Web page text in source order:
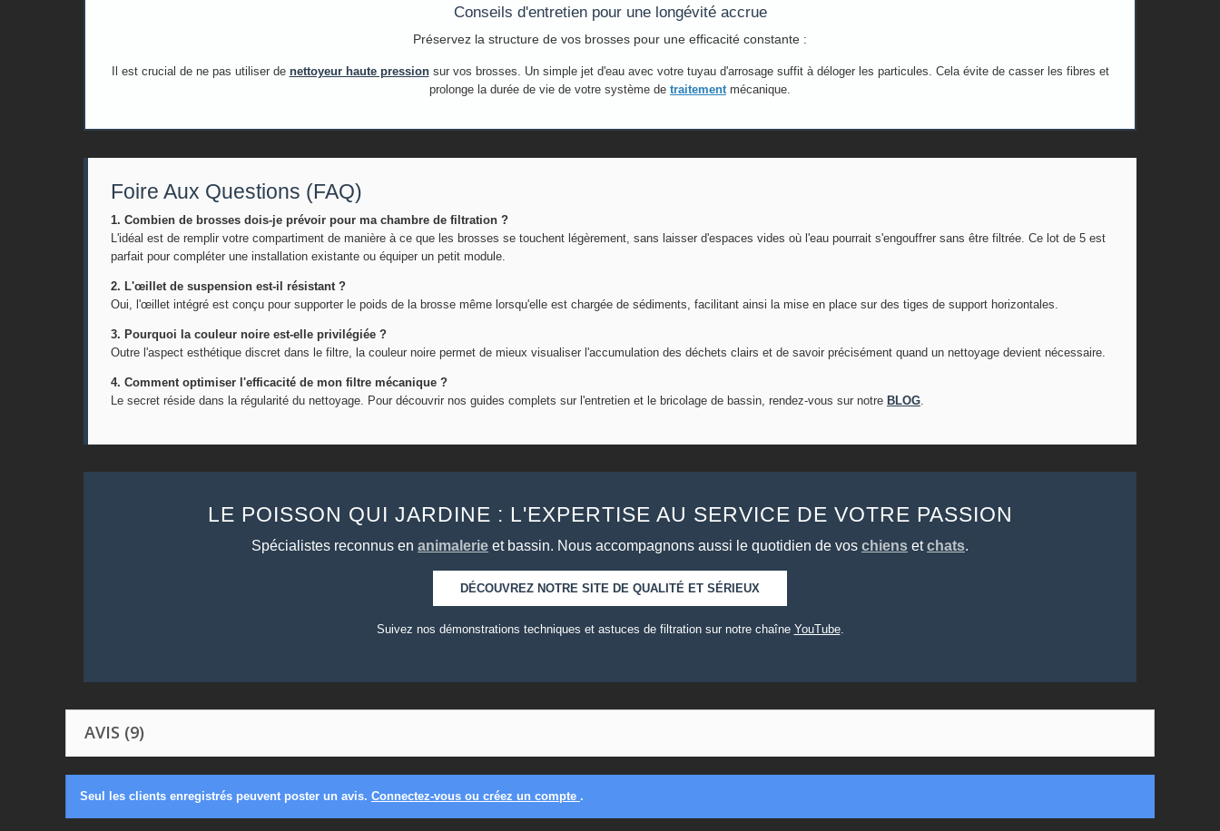
Conseils d'entretien pour une longévité accrue
Préservez la structure de vos brosses pour une efficacité constante :
Il est crucial de ne pas utiliser de nettoyeur haute pressionsur vos brosses. Un simple jet d'eau avec votre tuyau d'arrosage suffit à déloger les particules. Cela évite de casser les fibres et
prolonge la durée de vie de votre système de traitementmécanique.
Foire Aux Questions (FAQ)
1. Combien de brosses dois-je prévoir pour ma chambre de filtration ?
L'idéal est de remplir votre compartiment de manière à ce que les brosses se touchent légèrement, sans laisser d'espaces vides où l'eau pourrait s'engouffrer sans être filtrée. Ce lot de 5 est
parfait pour compléter une installation existante ou équiper un petit module.
2. L'œillet de suspension est-il résistant ?
Oui, l'œillet intégré est conçu pour supporter le poids de la brosse même lorsqu'elle est chargée de sédiments, facilitant ainsi la mise en place sur des tiges de support horizontales.
3. Pourquoi la couleur noire est-elle privilégiée ?
Outre l'aspect esthétique discret dans le filtre, la couleur noire permet de mieux visualiser l'accumulation des déchets clairs et de savoir précisément quand un nettoyage devient nécessaire.
4. Comment optimiser l'efficacité de mon filtre mécanique ?
Le secret réside dans la régularité du nettoyage. Pour découvrir nos guides complets sur l'entretien et le bricolage de bassin, rendez-vous sur notre BLOG.
LE POISSON QUI JARDINE : L'EXPERTISE AU SERVICE DE VOTRE PASSION
Spécialistes reconnus en animalerie et bassin. Nous accompagnons aussi le quotidien de vos chiens etchats.
DÉCOUVREZ NOTRE SITE DE QUALITÉ ET SÉRIEUX
Suivez nos démonstrations techniques et astuces de filtration sur notre chaîne YouTube.
AVIS (9)
Seul les clients enregistrés peuvent poster un avis. Connectez-vous ou créez un compte .